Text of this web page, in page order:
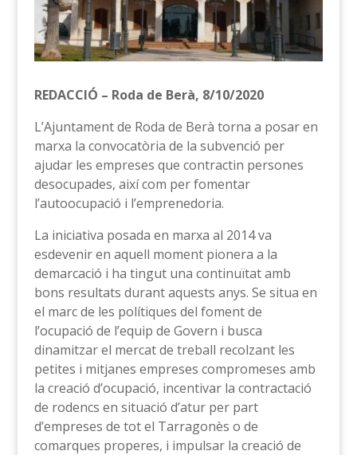
REDACCIÓ – Roda de Berà, 8/10/2020
L’Ajuntament de Roda de Berà torna a posar en
marxa la convocatòria de la subvenció per
ajudar les empreses que contractin persones
desocupades, així com per fomentar
l’autoocupació i l’emprenedoria.
La iniciativa posada en marxa al 2014 va
esdevenir en aquell moment pionera a la
demarcació i ha tingut una continuïtat amb
bons resultats durant aquests anys. Se situa en
el marc de les polítiques del foment de
l’ocupació de l’equip de Govern i busca
dinamitzar el mercat de treball recolzant les
petites i mitjanes empreses compromeses amb
la creació d’ocupació, incentivar la contractació
de rodencs en situació d’atur per part
d’empreses de tot el Tarragonès o de
comarques properes, i impulsar la creació de